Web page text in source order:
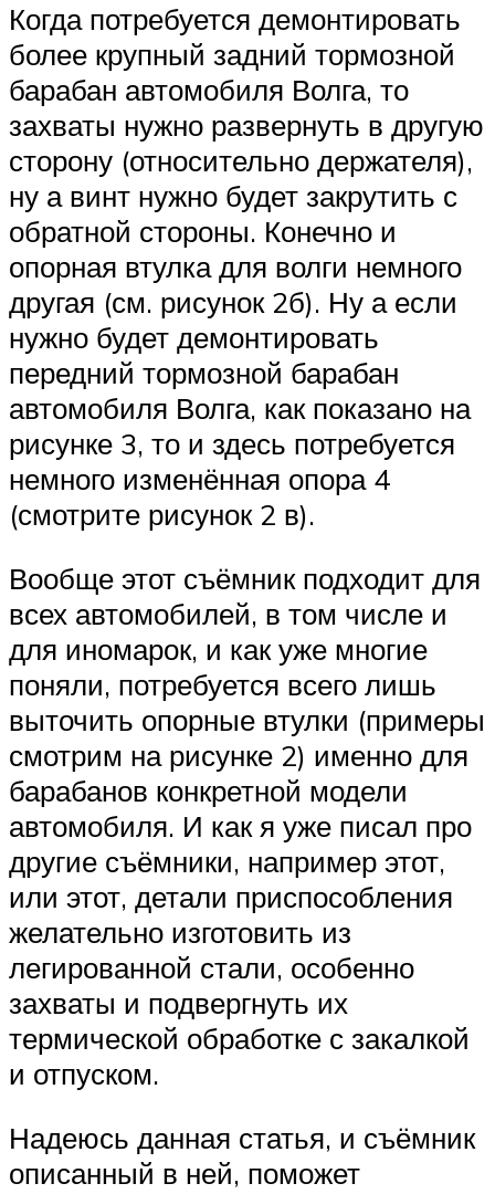
Когда потребуется демонтировать
более крупный задний тормозной
барабан автомобиля Волга, то
захваты нужно развернуть в другую
сторону (относительно держателя),
ну а винт нужно будет закрутить с
обратной стороны. Конечно и
опорная втулка для волги немного
другая (см. рисунок 2б). Ну а если
нужно будет демонтировать
передний тормозной барабан
автомобиля Волга, как показано на
рисунке 3, то и здесь потребуется
немного изменённая опора 4
(смотрите рисунок 2 в).
Вообще этот съёмник подходит для
всех автомобилей, в том числе и
для иномарок, и как уже многие
поняли, потребуется всего лишь
выточить опорные втулки (примеры
смотрим на рисунке 2) именно для
барабанов конкретной модели
автомобиля. И как я уже писал про
другие съёмники, например этот,
или этот, детали приспособления
желательно изготовить из
легированной стали, особенно
захваты и подвергнуть их
термической обработке с закалкой
и отпуском.
Надеюсь данная статья, и съёмник
описанный в ней, поможет